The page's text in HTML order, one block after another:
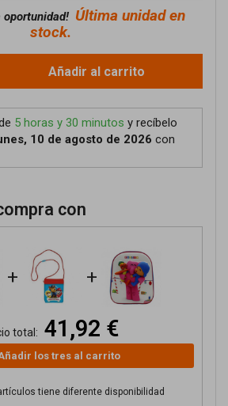
oportunidad! Última unidad en
stock.
Añadir al carrito
5 horas y 30 minutos y recíbelo
10 de agosto de 2026 con
con
+ +
total: 41,92 €
los tres al carrito
tiene diferente disponibilidad